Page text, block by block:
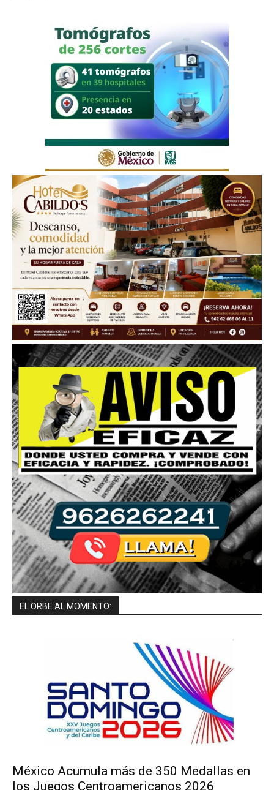
EL ORBE AL MOMENTO:
México Acumula más de 350 Medallas en
los Juegos Centroamericanos 2026